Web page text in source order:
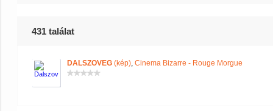
431 találat
DALSZOVEG (kép), Cinema Bizarre - Rouge Morgue